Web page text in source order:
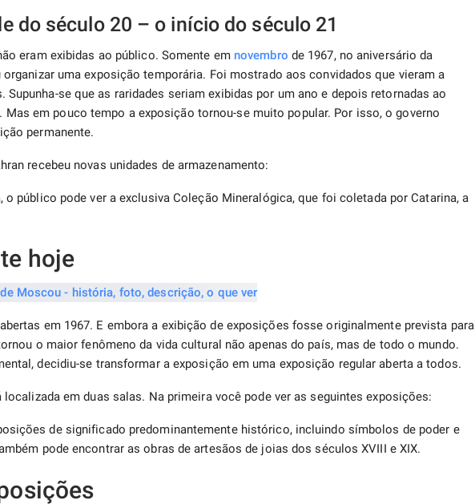
do século 20 – o início do século 21
eram exibidas ao público. Somente em novembro de 1967, no aniversário da
uma exposição temporária. Foi mostrado aos convidados que vieram a
Supunha-se que as raridades seriam exibidas por um ano e depois retornadas ao
Mas em pouco tempo a exposição tornou-se muito popular. Por isso, o governo
permanente.
recebeu novas unidades de armazenamento:
público pode ver a exclusiva Coleção Mineralógica, que foi coletada por Catarina, a
hoje
em 1967. E embora a exibição de exposições fosse originalmente prevista para
o maior fenômeno da vida cultural não apenas do país, mas de todo o mundo.
decidiu-se transformar a exposição em uma exposição regular aberta a todos.
em duas salas. Na primeira você pode ver as seguintes exposições:
de significado predominantemente histórico, incluindo símbolos de poder e
pode encontrar as obras de artesãos de joias dos séculos XVIII e XIX.